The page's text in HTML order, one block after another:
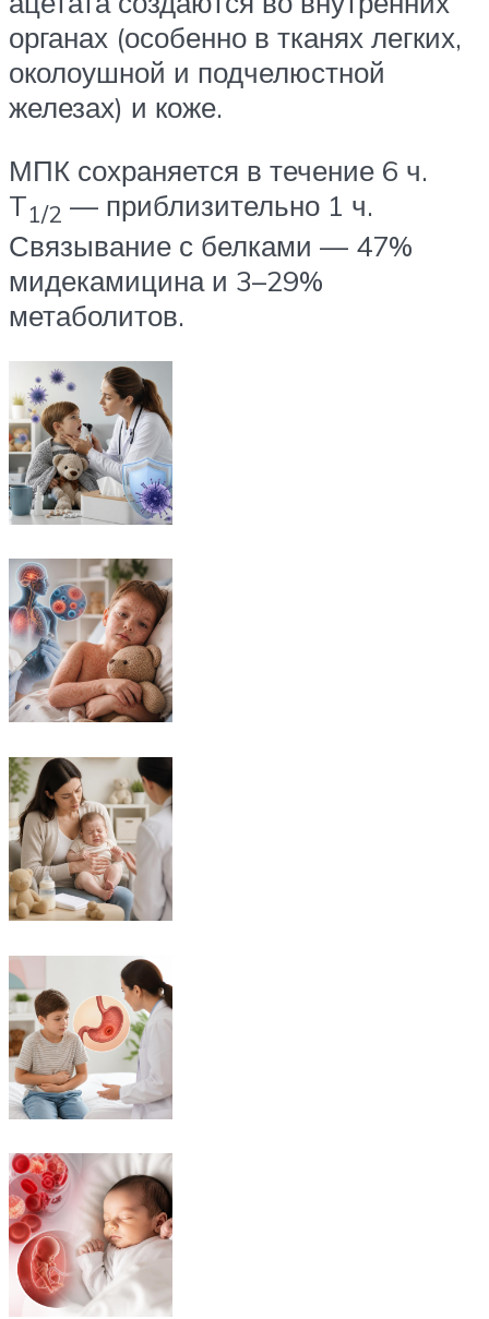
органах (особенно в тканях легких,
околоушной и подчелюстной
железах) и коже.
МПК сохраняется в течение 6 ч.
T1/2 — приблизительно 1 ч.
Связывание с белками — 47%
мидекамицина и 3–29%
метаболитов.